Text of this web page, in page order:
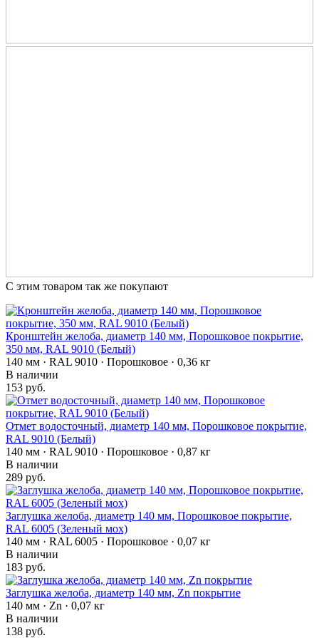
С этим товаром так же покупают
Кронштейн желоба, диаметр 140 мм, Порошковое покрытие,
350 мм, RAL 9010 (Белый)
140 мм · RAL 9010 · Порошковое · 0,36 кг
В наличии
153 руб.
Отмет водосточный, диаметр 140 мм, Порошковое покрытие,
RAL 9010 (Белый)
140 мм · RAL 9010 · Порошковое · 0,87 кг
В наличии
289 руб.
Заглушка желоба, диаметр 140 мм, Порошковое покрытие,
RAL 6005 (Зеленый мох)
140 мм · RAL 6005 · Порошковое · 0,07 кг
В наличии
183 руб.
Заглушка желоба, диаметр 140 мм, Zn покрытие
140 мм · Zn · 0,07 кг
В наличии
138 руб.